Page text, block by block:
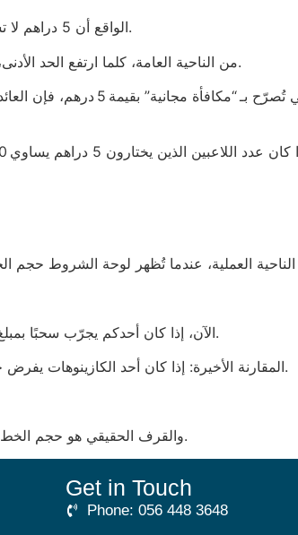
الواقع أن 5 دراهم لا تساوي شيء عندما تُطبق قواعد السحب البطيئة، فبعض المواقع تحتاج إلى 30 يومًا لتصدير 5 دراهم إلى حسابك البنكي.
من الناحية العامة، كلما ارتفع الحد الأدنى، كلما ارتفعت نسبة العائد للموقع، وهو ما يفسر لماذا يظل 5 دراهم هو الرقم المفضل للمديرين الذين لا يريدون خسائر.
الآن، إذا كان أحدكم يجرّب سحبًا بمبلغ 5 درهم ويجد أن العملية تستغرق 48 ساعة، فستدخل في حساباتك كعنصر غير مرغوب فيه يضيف إلى استياء اللاعبين.
المقارنة الأخيرة: إذا كان أحد الكازينوهات يفرض حدًا 5 درهمًا ويضع شرطًا لا يسمح بسحب الأرباح حتى 1,000 درهم، فإن اللاعبين سيقعون في فخ عائم لا يخرج منه أحد.
والقرف الحقيقي هو حجم الخط الصغير في صفحة الشروط، لا يمكن قراءته إلا بعد تكبير الشاشة إلى 150٪، وهو ما يجعل تجربة القارئ شبه مستحيلة.
Get in Touch
Phone: 056 448 3648